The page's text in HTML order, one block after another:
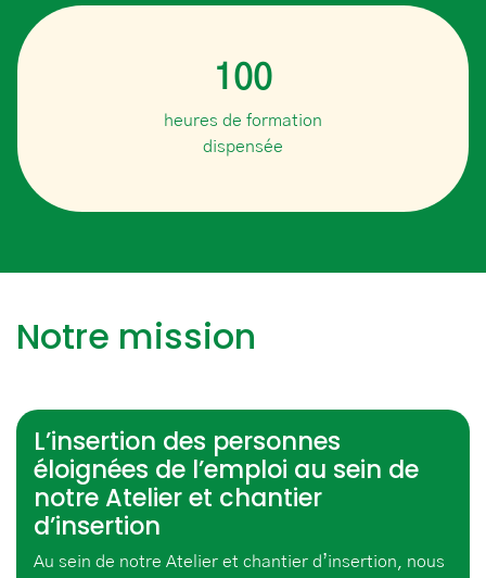
100
heures de formation
dispensée
Notre mission
L’insertion des personnes
éloignées de l’emploi au sein de
notre Atelier et chantier
d’insertion
Au sein de notre Atelier et chantier d’insertion, nous